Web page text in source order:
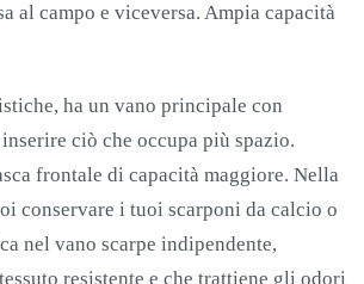
al campo e viceversa. Ampia capacità
ha un vano principale con
ciò che occupa più spazio.
frontale di capacità maggiore. Nella
conservare i tuoi scarponi da calcio o
nel vano scarpe indipendente,
resistente e che trattiene gli odori